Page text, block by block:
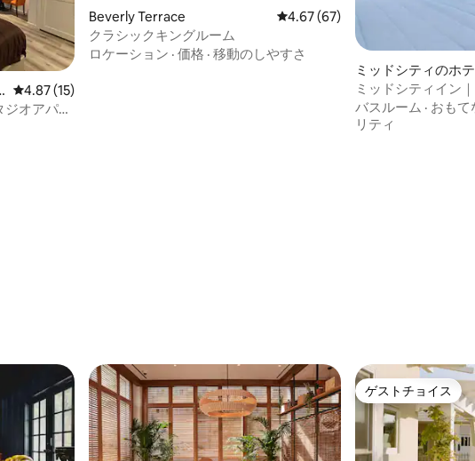
レビュー15件、5つ星中4.87つ星の平均評価
4.87 (15)
オアパー
Beverly Terrace レビュー67件、5つ星中4.67つ
4.67 (67)
クラシックキングルーム
ロケーション · 価格 · 移動のしやすさ
ミッドシティのホ
ミッドシティイン
とハリウッド近く
バスルーム · おもて
リティ
ゲストチョイス
ゲストチョイス